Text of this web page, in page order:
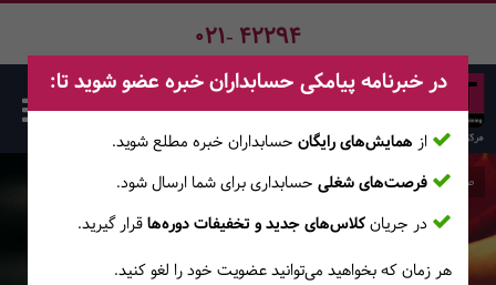
021- 42294
صفحه اصلی وبلاگ
در خبرنامه پیامکی حسابداران خبره عضو شوید تا:
از همایش‌های رایگان حسابداران خبره مطلع ‎شوید.
فرصت‌های شغلی حسابداری برای شما ارسال شود.
در جریانکلاس‌های جدید و تخفیفات دوره‌هاقرار گیرید.
هر زمان که بخواهید می‌توانید عضویت خود را لغو کنید.